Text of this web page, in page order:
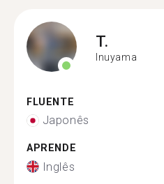
T.
Inuyama
FLUENTE
Japonês
APRENDE
Inglês